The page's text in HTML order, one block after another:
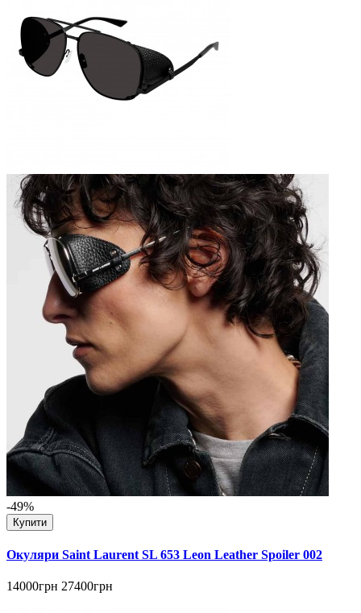
-49%
Купити
Окуляри Saint Laurent SL 653 Leon Leather Spoiler 002
14000грн 27400грн